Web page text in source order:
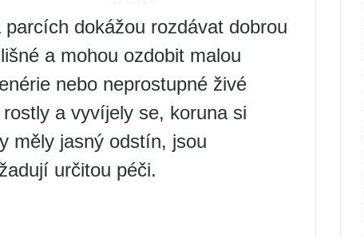
dokážou rozdávat dobrou
a mohou ozdobit malou
nebo neprostupné živé
a vyvíjely se, koruna si
měly jasný odstín, jsou
určitou péči.